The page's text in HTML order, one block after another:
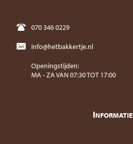
070 346 0229
info@hetbakkertje.nl
Openingstijden:
MA - ZA VAN 07:30 TOT 17:00
INFORMATIE